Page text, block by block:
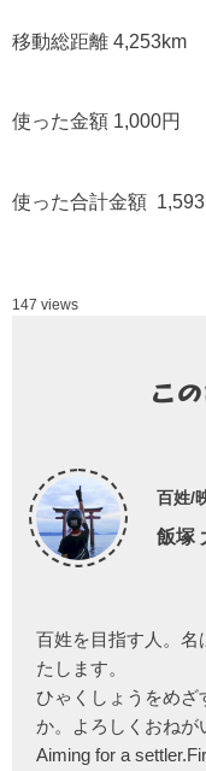
移動総距離 4,253km
使った金額 1,000円
使った合計金額
147 views
こ
百姓/
飯塚
百姓を目指す人。名
たします。
ひゃくしょうをめざ
か。よろしくおねが
Aiming for a